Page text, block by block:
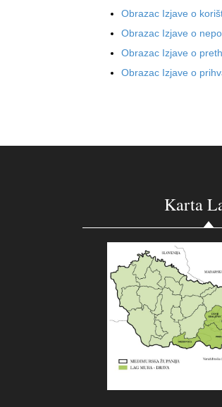
Obrazac Izjave o
Obrazac Izjave o
Obrazac Izjave o
Obrazac Izjave o
Karta